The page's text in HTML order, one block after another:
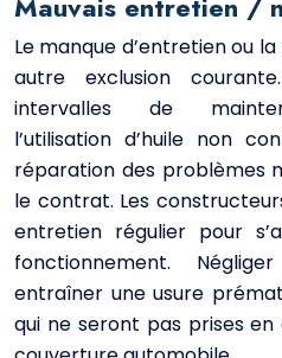
Le manque d’entretien ou
autre exclusion
intervalles de
l’utilisation d’huile non
réparation des problèmes
le contrat. Les
entretien régulier pour
fonctionnement.
entraîner une usure
qui ne seront pas prises